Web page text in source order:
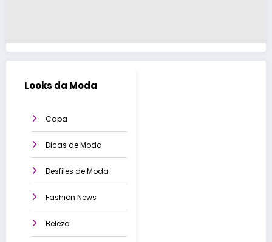
Looks da Moda
Capa
Dicas de Moda
Desfiles de Moda
Fashion News
Beleza